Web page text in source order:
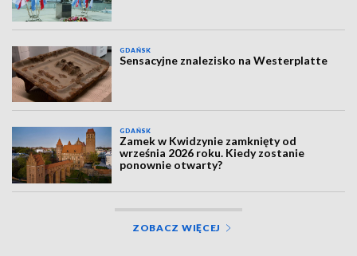
GDAŃSK
Sensacyjne znalezisko na Westerplatte
GDAŃSK
Zamek w Kwidzynie zamknięty od
września 2026 roku. Kiedy zostanie
ponownie otwarty?
ZOBACZ WIĘCEJ